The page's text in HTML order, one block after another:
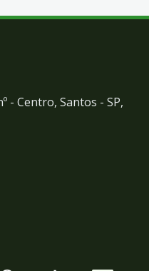
- Centro, Santos - SP,